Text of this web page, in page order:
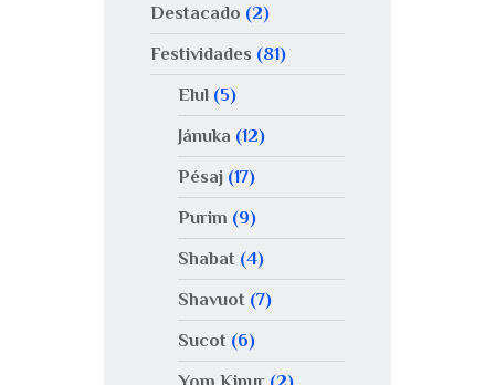
Destacado (2)
Festividades (81)
Elul(5)
Jánuka (12)
Pésaj(17)
Purim (9)
Shabat (4)
Shavuot (7)
Sucot (6)
Yom Kipur(2)